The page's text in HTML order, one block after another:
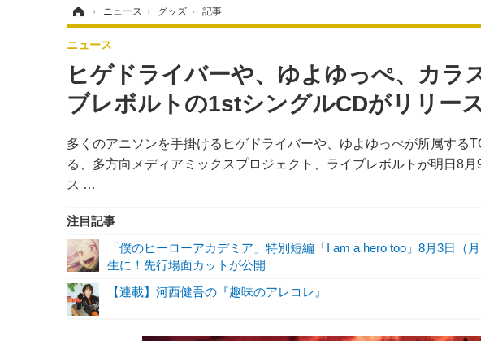
› ニュース › グッズ › 記事
ヒゲドライバーや、ゆよゆっぺ、カラ
ブレボルトの1stシングルCDがリリー
多くのアニソンを手掛けるヒゲドライバーや、ゆよゆっぺが所属する
る、多方向メディアミックスプロジェクト、ライブレボルトが明日8
ス …
ニュース
注目記事
「僕のヒーローアカデミア」特別短編「I am a hero too」8月3日（
生に！先行場面カットが公開
【連載】河西健吾の『趣味のアレコレ』